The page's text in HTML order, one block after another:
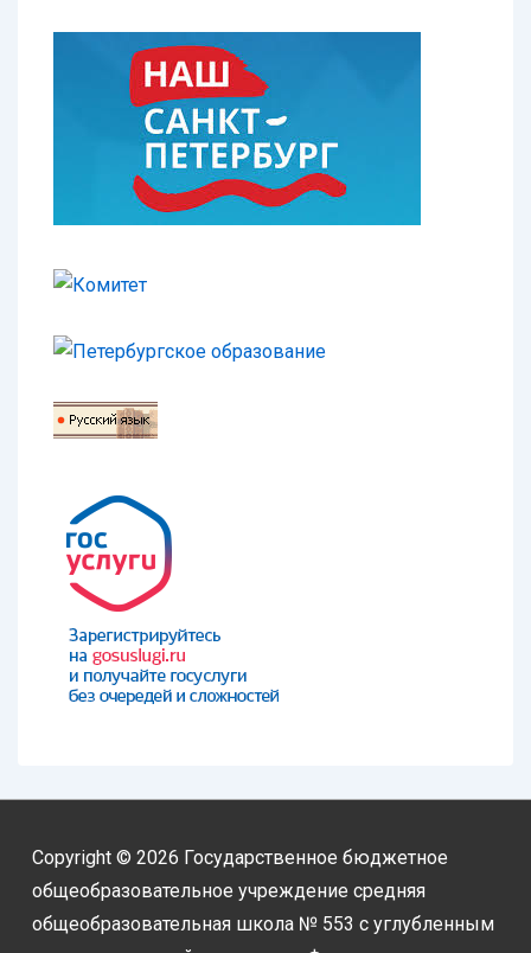
Copyright © 2026 Государственное бюджетное
общеобразовательное учреждение средняя
общеобразовательная школа № 553 с углубленным